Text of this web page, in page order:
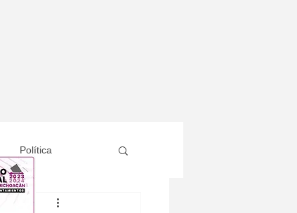
Política